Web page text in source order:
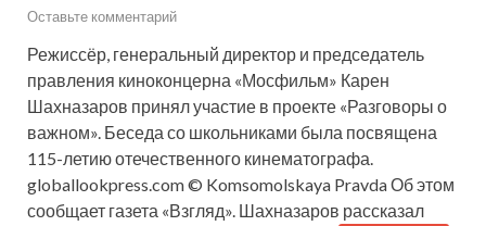
Оставьте комментарий
Режиссёр, генеральный директор и председатель
правления киноконцерна «Мосфильм» Карен
Шахназаров принял участие в проекте «Разговоры о
важном». Беседа со школьниками была посвящена
115-летию отечественного кинематографа.
globallookpress.com © Komsomolskaya Pravda Об этом
сообщает газета «Взгляд». Шахназаров рассказал